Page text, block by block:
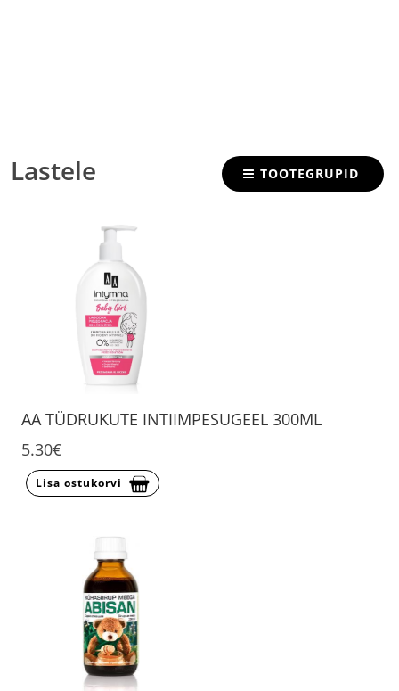
TOOTEGRUPID
Lastele
AA TÜDRUKUTE INTIIMPESUGEEL 300ML
5.30€
Lisa ostukorvi